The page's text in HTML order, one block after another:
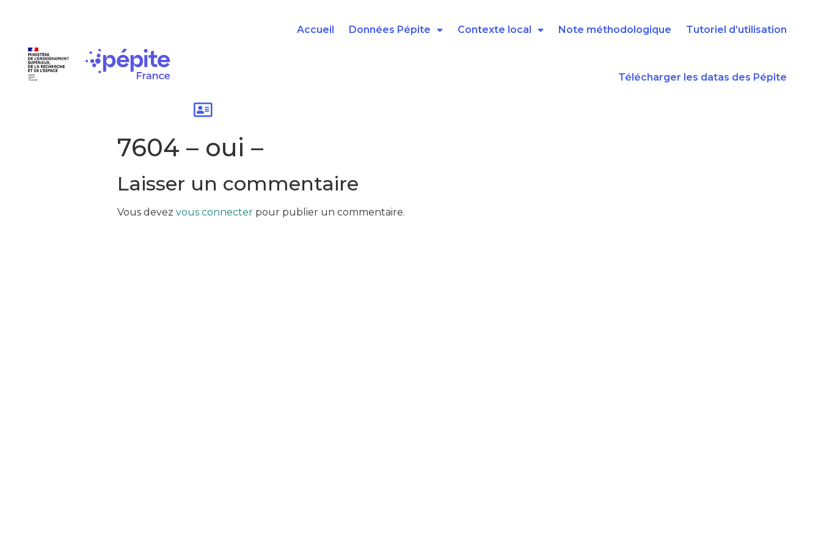
Accueil Données Pépite Contexte local Note méthodologique Tutoriel d’utilisation
Télécharger les datas des Pépite
7604 – oui –
Laisser un commentaire
Vous devez vous connecter pour publier un commentaire.